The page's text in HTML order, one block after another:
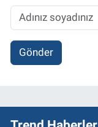
Gönder